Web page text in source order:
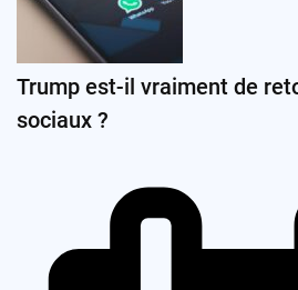
Trump est-il vraiment de
sociaux ?